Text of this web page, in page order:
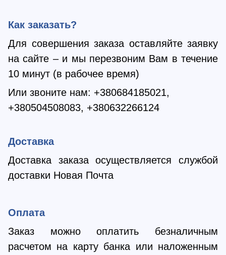
Как заказать?
Для совершения заказа оставляйте заявку
на сайте – и мы перезвоним Вам в течение
10 минут (в рабочее время)
Или звоните нам: +380684185021,
+380504508083, +380632266124
Доставка
Доставка заказа осуществляется службой
доставки Новая Почта
Оплата
Заказ можно оплатить безналичным
расчетом на карту банка или наложенным